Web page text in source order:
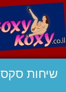
שיחות סקס